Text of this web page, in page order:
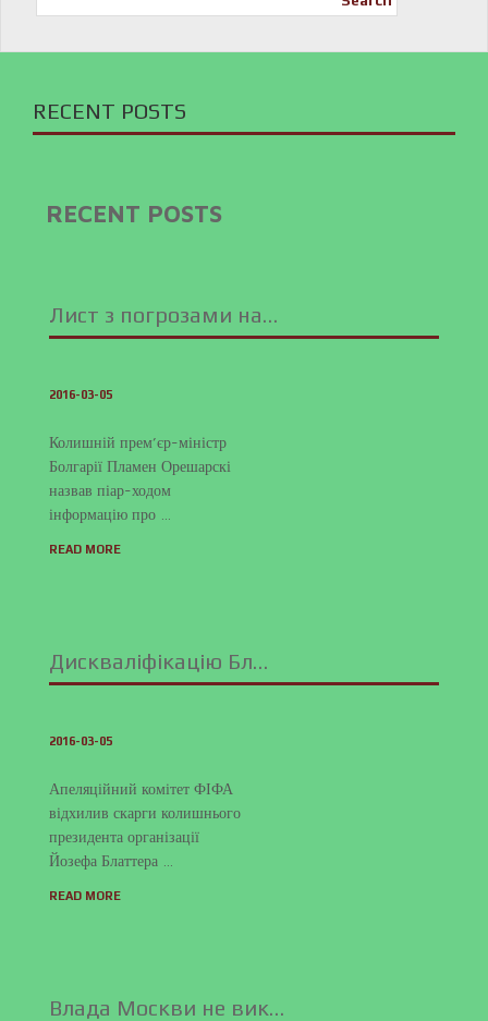
RECENT POSTS
RECENT POSTS
Лист з погрозами на…
2016-03-05
Колишній прем’єр-міністр
Болгарії Пламен Орешарскі
назвав піар-ходом
інформацію про …
READ MORE
Дискваліфікацію Бл…
2016-03-05
Апеляційний комітет ФІФА
відхилив скарги колишнього
президента організації
Йозефа Блаттера …
READ MORE
Влада Москви не вик…